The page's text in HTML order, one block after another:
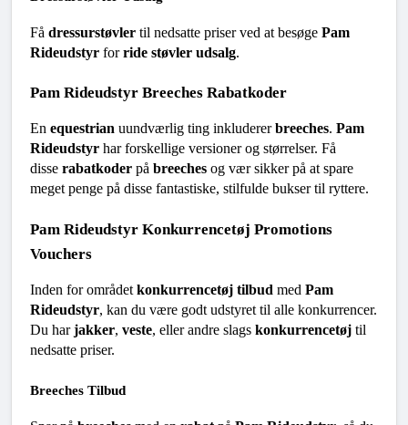
Få dressurstøvler til nedsatte priser ved at besøge Pam
Rideudstyr for ride støvler udsalg.
Pam Rideudstyr Breeches Rabatkoder
En equestrian uundværlig ting inkluderer breeches. Pam
Rideudstyr har forskellige versioner og størrelser. Få
disse rabatkoder på breeches og vær sikker på at spare
meget penge på disse fantastiske, stilfulde bukser til ryttere.
Pam Rideudstyr Konkurrencetøj Promotions
Vouchers
Inden for området konkurrencetøj tilbud med Pam
Rideudstyr, kan du være godt udstyret til alle konkurrencer.
Du har jakker, veste, eller andre slags konkurrencetøj til
nedsatte priser.
Breeches Tilbud